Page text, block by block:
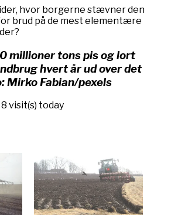
hvor borgerne stævner den
brud på de mest elementære
millioner tons pis og lort
hvert år ud over det
Mirko Fabian/pexels
visit(s) today